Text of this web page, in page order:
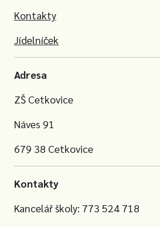
Kontakty
Jídelníček
Adresa
ZŠ Cetkovice
Náves 91
679 38 Cetkovice
Kontakty
Kancelář školy: 773 524 718